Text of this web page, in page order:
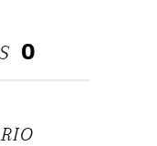
0